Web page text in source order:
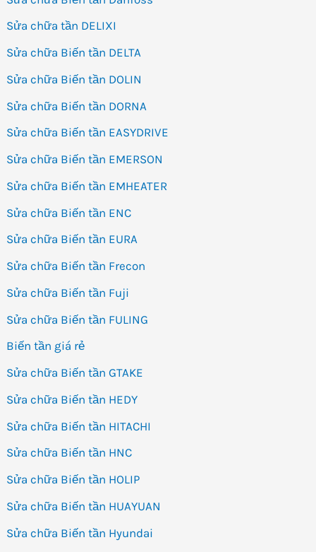
Sửa chữa tần DELIXI
Sửa chữa Biến tần DELTA
Sửa chữa Biến tần DOLIN
Sửa chữa Biến tần DORNA
Sửa chữa Biến tần EASYDRIVE
Sửa chữa Biến tần EMERSON
Sửa chữa Biến tần EMHEATER
Sửa chữa Biến tần ENC
Sửa chữa Biến tần EURA
Sửa chữa Biến tần Frecon
Sửa chữa Biến tần Fuji
Sửa chữa Biến tần FULING
Biến tần giá rẻ
Sửa chữa Biến tần GTAKE
Sửa chữa Biến tần HEDY
Sửa chữa Biến tần HITACHI
Sửa chữa Biến tần HNC
Sửa chữa Biến tần HOLIP
Sửa chữa Biến tần HUAYUAN
Sửa chữa Biến tần Hyundai